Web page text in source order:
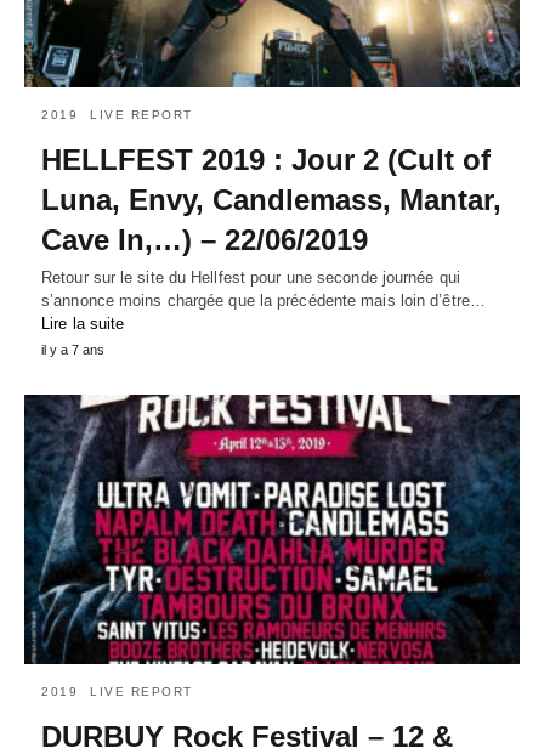
2019 LIVE REPORT
HELLFEST 2019 : Jour 2 (Cult of
Luna, Envy, Candlemass, Mantar,
Cave In,…) – 22/06/2019
Retour sur le site du Hellfest pour une seconde journée qui
s’annonce moins chargée que la précédente mais loin d’être…
Lire la suite
il y a 7 ans
2019 LIVE REPORT
DURBUY Rock Festival – 12 &